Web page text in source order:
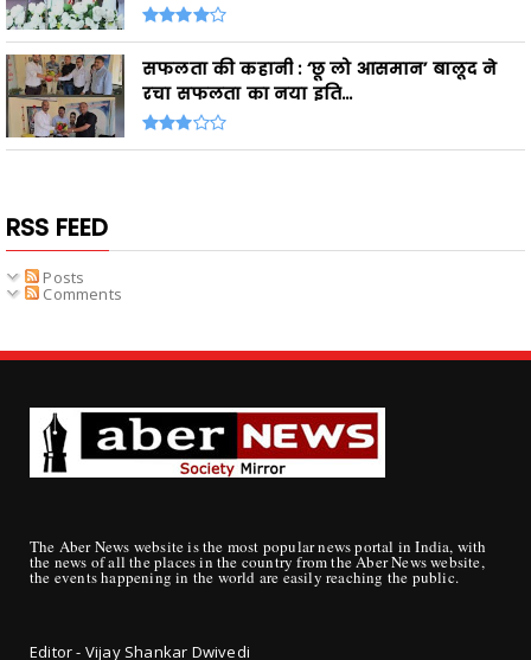
सफलता की कहानी : ‘छू लो आसमान’ बालूद ने
रचा सफलता का नया इति...
RSS FEED
Posts
Comments
The Aber News website is the most popular news portal in India, with
the news of all the places in the country from the Aber News website,
the events happening in the world are easily reaching the public.
Editor - Vijay Shankar Dwivedi